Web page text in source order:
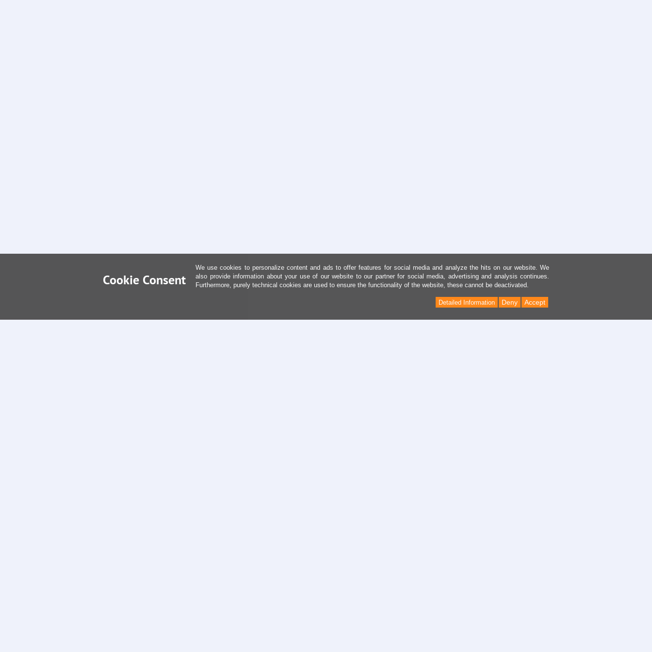
Cookie Consent
We use cookies to personalize content and ads to offer features for social media and analyze the hits on our website. We
also provide information about your use of our website to our partner for social media, advertising and analysis continues.
Furthermore, purely technical cookies are used to ensure the functionality of the website, these cannot be deactivated.
Accept
Deny
Detailed Information